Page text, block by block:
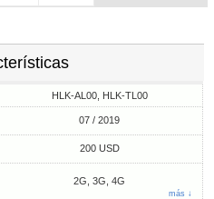
HLK-AL00, HLK-TL00
07 / 2019
200 USD
2G, 3G, 4G
más ↓